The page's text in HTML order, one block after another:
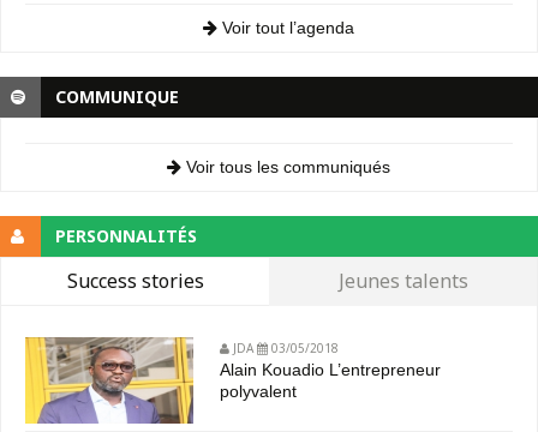
Voir tout l’agenda
COMMUNIQUE
Voir tous les communiqués
PERSONNALITÉS
Success stories Jeunes talents
JDA 03/05/2018
Alain Kouadio L’entrepreneur
polyvalent